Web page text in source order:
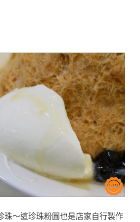
珠～這珍珠粉圓也是店家自行製作